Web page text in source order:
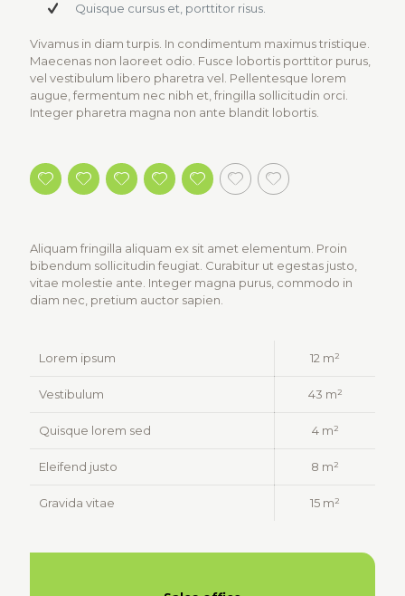
Quisque cursus et, porttitor risus.
Vivamus in diam turpis. In condimentum maximus tristique.
Maecenas non laoreet odio. Fusce lobortis porttitor purus,
vel vestibulum libero pharetra vel. Pellentesque lorem
augue, fermentum nec nibh et, fringilla sollicitudin orci.
Integer pharetra magna non ante blandit lobortis.
Aliquam fringilla aliquam ex sit amet elementum. Proin
bibendum sollicitudin feugiat. Curabitur ut egestas justo,
vitae molestie ante. Integer magna purus, commodo in
diam nec, pretium auctor sapien.
Lorem ipsum 12 m²
Vestibulum 43 m²
Quisque lorem sed 4 m²
Eleifend justo 8 m²
Gravida vitae 15 m²